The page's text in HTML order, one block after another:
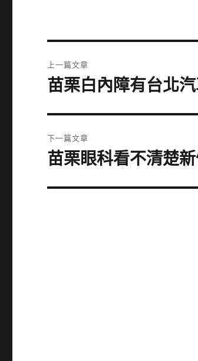
章
上一篇文章
上
篇
文
章:
苗栗白內障有台北
下一篇文章
下
篇
苗栗眼科看不清楚